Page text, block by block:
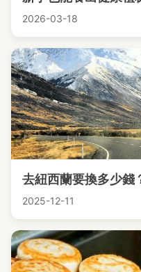
2026-03-18
去紐西蘭要換多少錢
2025-12-11